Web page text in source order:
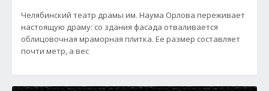
Челябинский театр драмы им. Наума Орлова переживает
настоящую драму: со здания фасада отваливается
облицовочная мраморная плитка. Ее размер составляет
почти метр, а вес